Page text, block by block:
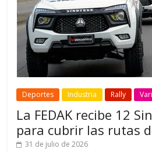
Deportes Industria Rally
La FEDAK recibe 12
para cubrir las rutas
31 de julio de 2026